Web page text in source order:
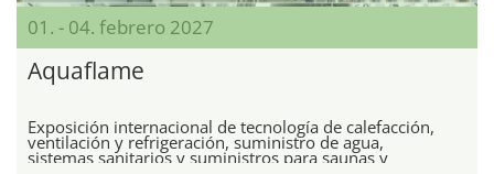
01. - 04. febrero 2027
Aquaflame
Exposición internacional de tecnología de calefacción,
ventilación y refrigeración, suministro de agua,
sistemas sanitarios y suministros para saunas y